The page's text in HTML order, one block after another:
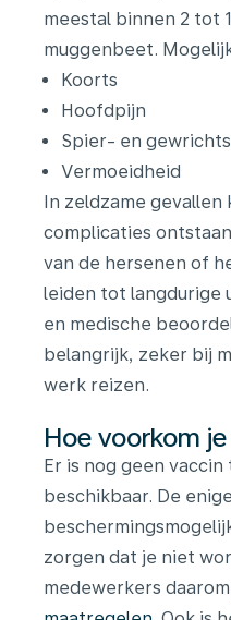
meestal binnen 2 tot
muggenbeet.
Koorts
Hoofdpijn
Spier- en
Vermoeidheid
In zeldzame
complicaties
van de hersenen of
leiden tot langdurige
en medische
belangrijk, zeker bij
werk reizen.
Hoe voorkom
Er is nog geen
beschikbaar. De enige
zorgen dat je niet
medewerkers daarom